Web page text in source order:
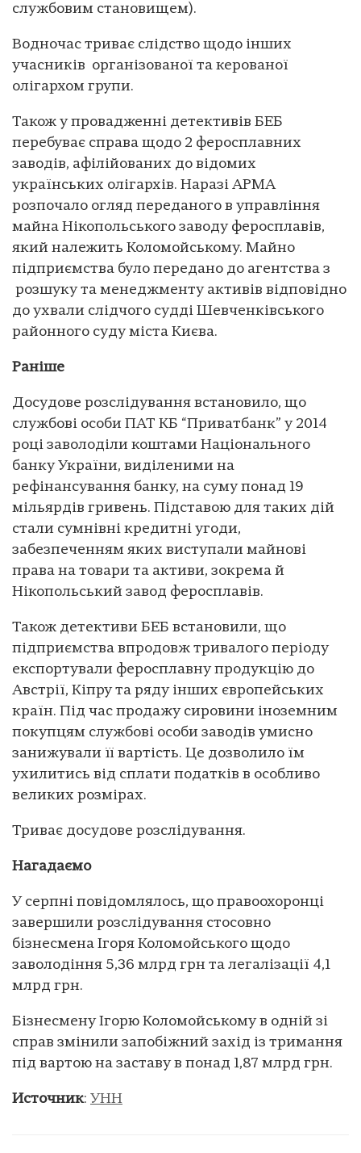
службовим становищем).
Водночас триває слідство щодо інших
учасників організованої та керованої
олігархом групи.
Також у провадженні детективів БЕБ
перебуває справа щодо 2 феросплавних
заводів, афілійованих до відомих
українських олігархів. Наразі АРМА
розпочало огляд переданого в управління
майна Нікопольського заводу феросплавів,
який належить Коломойському. Майно
підприємства було передано до агентства з
розшуку та менеджменту активів відповідно
до ухвали слідчого судді Шевченківського
районного суду міста Києва.
Раніше
Досудове розслідування встановило, що
службові особи ПАТ КБ “Приватбанк” у 2014
році заволоділи коштами Національного
банку України, виділеними на
рефінансування банку, на суму понад 19
мільярдів гривень. Підставою для таких дій
стали сумнівні кредитні угоди,
забезпеченням яких виступали майнові
права на товари та активи, зокрема й
Нікопольський завод феросплавів.
Також детективи БЕБ встановили, що
підприємства впродовж тривалого періоду
експортували феросплавну продукцію до
Австрії, Кіпру та ряду інших європейських
країн. Під час продажу сировини іноземним
покупцям службові особи заводів умисно
занижували її вартість. Це дозволило їм
ухилитись від сплати податків в особливо
великих розмірах.
Триває досудове розслідування.
Нагадаємо
У серпні повідомлялось, що правоохоронці
завершили розслідування стосовно
бізнесмена Ігоря Коломойського щодо
заволодіння 5,36 млрд грн та легалізації 4,1
млрд грн.
Бізнесмену Ігорю Коломойському в одній зі
справ змінили запобіжний захід із тримання
під вартою на заставу в понад 1,87 млрд грн.
Источник: УНН